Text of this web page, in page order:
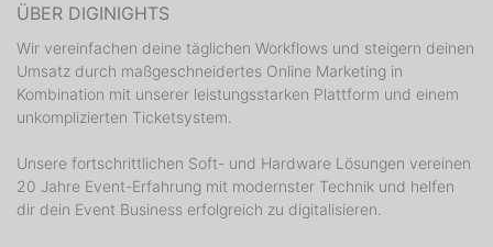
ÜBER DIGINIGHTS
Wir vereinfachen deine täglichen Workflows und steigern deinen
Umsatz durch maßgeschneidertes Online Marketing in
Kombination mit unserer leistungsstarken Plattform und einem
unkomplizierten Ticketsystem.
Unsere fortschrittlichen Soft- und Hardware Lösungen vereinen
20 Jahre Event-Erfahrung mit modernster Technik und helfen
dir dein Event Business erfolgreich zu digitalisieren.